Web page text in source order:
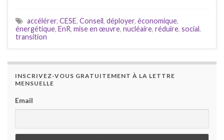
accélérer, CESE, Conseil, déployer, économique,
énergétique, EnR, mise en œuvre, nucléaire, réduire, social,
transition
INSCRIVEZ-VOUS GRATUITEMENT À LA LETTRE
MENSUELLE
Email